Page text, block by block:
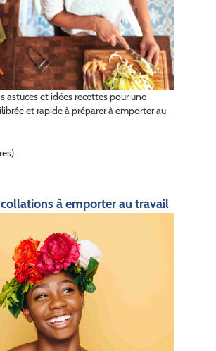
astuces et idées recettes pour une
et rapide à préparer à emporter au
à emporter au travail